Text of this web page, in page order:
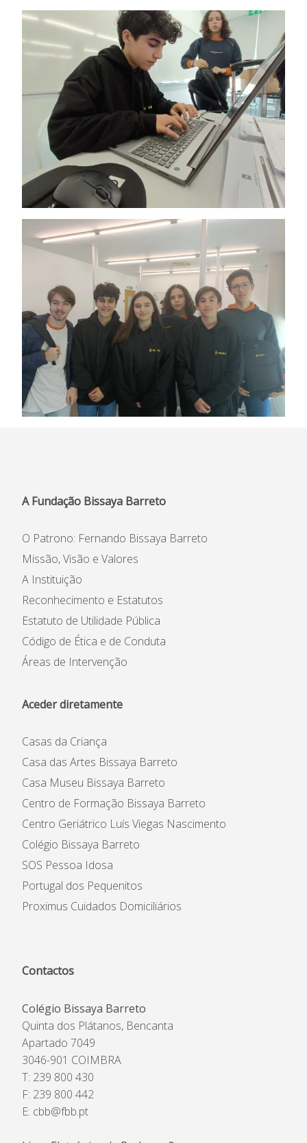
A Fundação Bissaya Barreto
O Patrono: Fernando Bissaya Barreto
Missão, Visão e Valores
A Instituição
Reconhecimento e Estatutos
Estatuto de Utilidade Pública
Código de Ética e de Conduta
Áreas de Intervenção
Aceder diretamente
Casas da Criança
Casa das Artes Bissaya Barreto
Casa Museu Bissaya Barreto
Centro de Formação Bissaya Barreto
Centro Geriátrico Luís Viegas Nascimento
Colégio Bissaya Barreto
SOS Pessoa Idosa
Portugal dos Pequenitos
Proximus Cuidados Domiciliários
Contactos
Colégio Bissaya Barreto
Quinta dos Plátanos, Bencanta
Apartado 7049
3046-901 COIMBRA
T: 239 800 430
F: 239 800 442
E: cbb@fbb.pt